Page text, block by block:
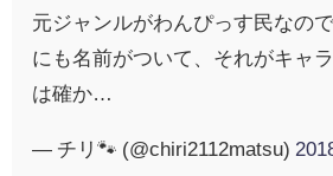
元ジャンルがわんぴっす民なの
にも名前がついて、それがキャ
は確か…
— チリ🐾 (@chiri2112matsu)